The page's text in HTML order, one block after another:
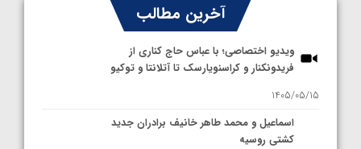
آخرین مطالب
ویدیو اختصاصی؛ با عباس حاج کناری از
فریدونکنار و کراسنویارسک تا آتلانتا و توکیو
1405/05/15
اسماعیل و محمد طاهر خانیف برادران جدید
کشتی روسیه